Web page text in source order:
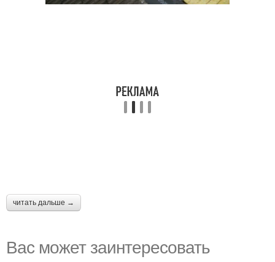
читать дальше →
Вас может заинтересовать